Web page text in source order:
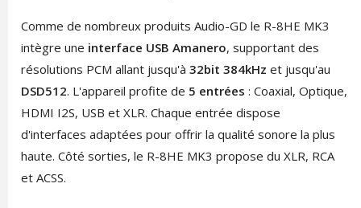
Comme de nombreux produits Audio-GD le R-8HE MK3
intègre une interface USB Amanero, supportant des
résolutions PCM allant jusqu'à 32bit 384kHz et jusqu'au
DSD512. L'appareil profite de 5 entrées : Coaxial, Optique,
HDMI I2S, USB et XLR. Chaque entrée dispose
d'interfaces adaptées pour offrir la qualité sonore la plus
haute. Côté sorties, le R-8HE MK3 propose du XLR, RCA
et ACSS.